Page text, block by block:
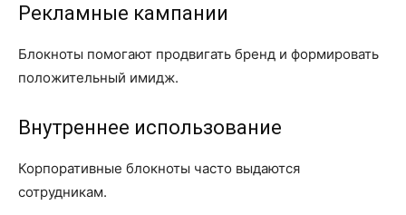
Рекламные кампании
Блокноты помогают продвигать бренд и формировать
положительный имидж.
Внутреннее использование
Корпоративные блокноты часто выдаются
сотрудникам.